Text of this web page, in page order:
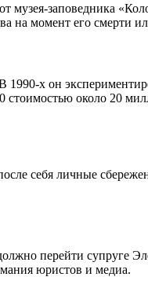
музея-заповедника
на момент его смерти
х он
стоимостью около 20
себя личные
перейти
юристов и медиа.